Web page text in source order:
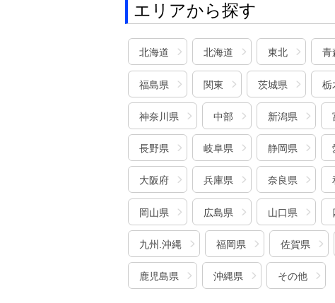
エリアから探す
北海道 北海道 東北 青
福島県 関東 茨城県 栃
神奈川県 中部 新潟県
長野県 岐阜県 静岡県
大阪府 兵庫県 奈良県
岡山県 広島県 山口県
九州.沖縄 福岡県 佐賀県
鹿児島県 沖縄県 その他